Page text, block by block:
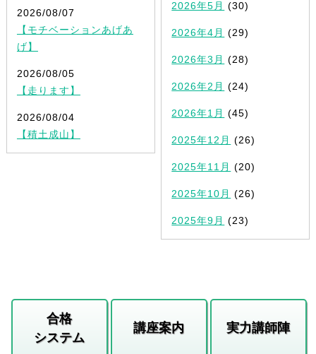
2026/08/07
【モチベーションあげあ
げ】
2026/08/05
【走ります】
2026/08/04
【積土成山】
2026年5月 (30)
2026年4月 (29)
2026年3月 (28)
2026年2月 (24)
2026年1月 (45)
2025年12月 (26)
2025年11月 (20)
2025年10月 (26)
2025年9月 (23)
合格
システム
講座案内 実力講師陣